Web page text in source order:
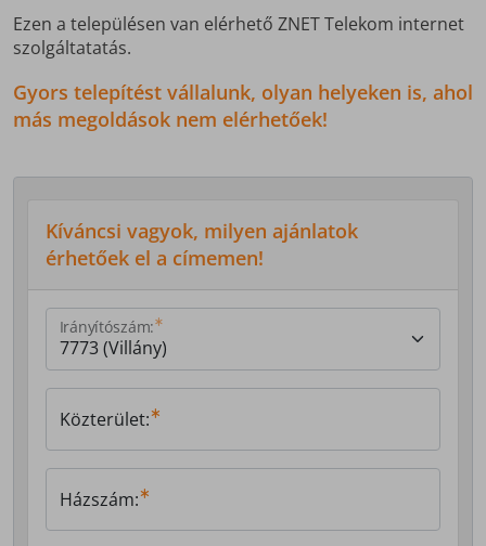
Ezen a településen van elérhető ZNET Telekom internet
szolgáltatatás.
Gyors telepítést vállalunk, olyan helyeken is, ahol
más megoldások nem elérhetőek!
Kíváncsi vagyok, milyen ajánlatok
érhetőek el a címemen!
Irányítószám:
Közterület:
Házszám: